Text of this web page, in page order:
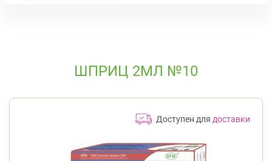
ШПРИЦ 2МЛ №10
Доступен для доставки